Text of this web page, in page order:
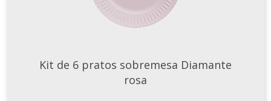
Kit de 6 pratos sobremesa Diamante
rosa